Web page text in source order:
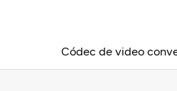
Códec de video